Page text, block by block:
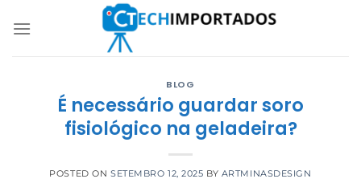
BLOG
É necessário guardar soro
fisiológico na geladeira?
POSTED ON SETEMBRO 12, 2025 BY ARTMINASDESIGN